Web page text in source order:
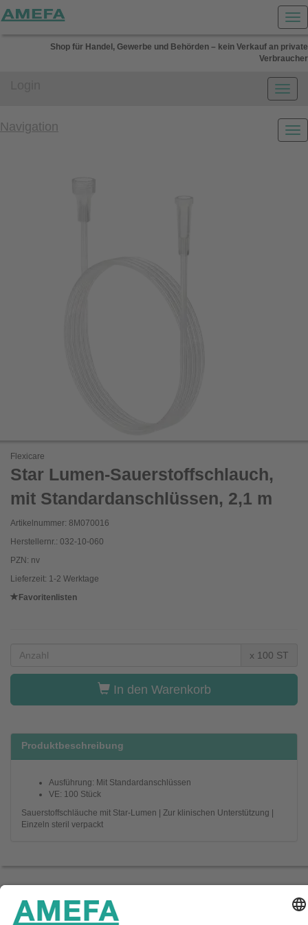
Shop für Handel, Gewerbe und Behörden – kein Verkauf an private
Verbraucher
Navigation
Flexicare
Star Lumen-Sauerstoffschlauch,
mit Standardanschlüssen, 2,1 m
Artikelnummer: 8M070016
Herstellernr.: 032-10-060
PZN: nv
Lieferzeit: 1-2 Werktage
Favoritenlisten
x 100 ST
In den Warenkorb
Produktbeschreibung
Ausführung: Mit Standardanschlüssen
VE: 100 Stück
Sauerstoffschläuche mit Star-Lumen | Zur klinischen Unterstützung |
Einzeln steril verpackt
Startseite Unternehmen
Impressum & Datenschutz